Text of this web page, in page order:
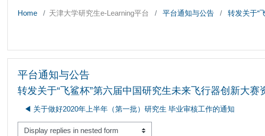
Home 天津大学研究生e-Learning平台 平台通知与公告
转发关于“
平台通知与公告
转发关于“飞鲨杯”第六届中国研究生未来飞行器创新大
◀︎ 关于做好2020年上半年（第一批）研究生 毕业审核工作的通知
mode